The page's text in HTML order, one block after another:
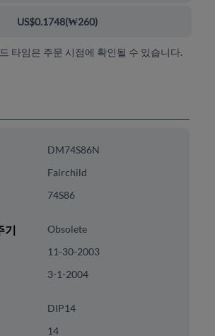
US$0.1748(₩260)
타임은 주문 시점에 확인될 수 있습니다.
DM74S86N
Fairchild
74S86
기 Obsolete
11-30-2003
3-1-2004
DIP14
14